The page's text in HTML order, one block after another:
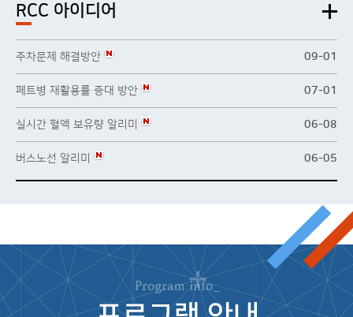
RCC 아이디어
주차문제 해결방안 09-01
페트병 재활용률 증대 방안 07-01
실시간 혈액 보유량 알리미 06-08
버스노선 알리미 06-05